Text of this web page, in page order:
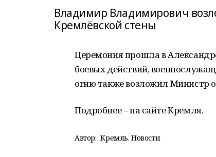
Владимир Владимирович
Кремлёвской стены
Церемония прошла в
боевых действий,
огню также возложил Министр
Подробнее – на сайте Кремля.
Автор: Кремль. Новости